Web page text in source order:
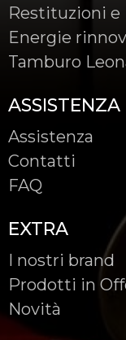
Restituzioni e
Energie
Tamburo
ASSISTENZA
Assistenza
Contatti
FAQ
EXTRA
I nostri brand
Prodotti in
Novità